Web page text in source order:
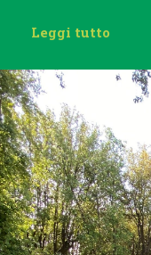
Leggi tutto